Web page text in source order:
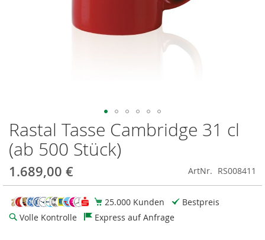
Rastal Tasse Cambridge 31 cl
(ab 500 Stück)
1.689,00 € ArtNr. RS008411
25.000 Kunden
Bestpreis
Volle Kontrolle
Express auf Anfrage
Zum
Anfang
der
Bildgalerie
springen